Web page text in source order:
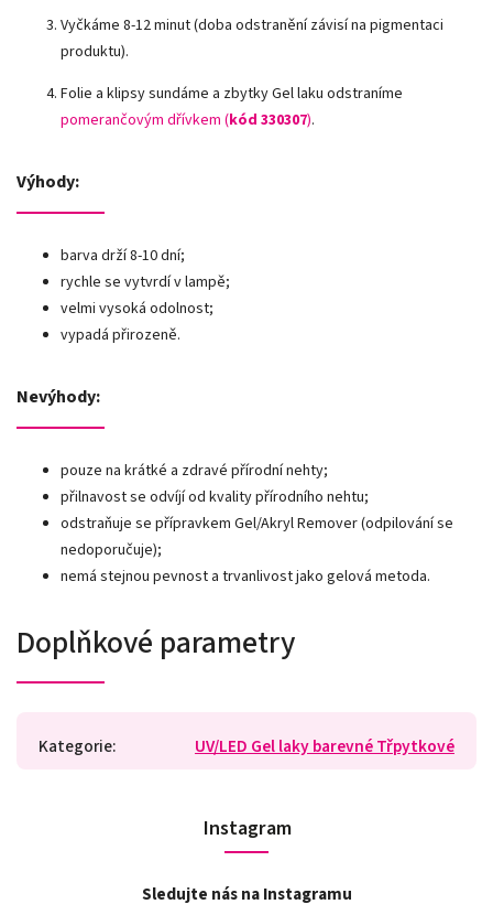
Vyčkáme 8-12 minut (doba odstranění závisí na pigmentaci
produktu).
Folie a klipsy sundáme a zbytky Gel laku odstraníme
pomerančovým dřívkem (kód 330307).
Výhody:
barva drží 8-10 dní;
rychle se vytvrdí v lampě;
velmi vysoká odolnost;
vypadá přirozeně.
Nevýhody:
pouze na krátké a zdravé přírodní nehty;
přilnavost se odvíjí od kvality přírodního nehtu;
odstraňuje se přípravkem Gel/Akryl Remover (odpilování se
nedoporučuje);
nemá stejnou pevnost a trvanlivost jako gelová metoda.
Doplňkové parametry
Kategorie: UV/LED Gel laky barevné Třpytkové
Instagram
Sledujte nás na Instagramu